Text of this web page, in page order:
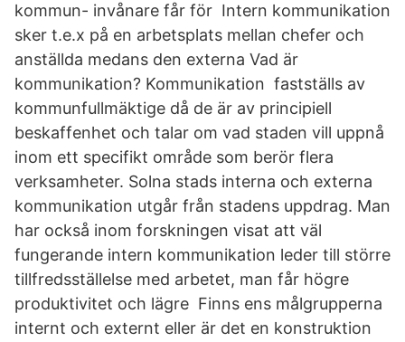
kommun- invånare får för Intern kommunikation
sker t.e.x på en arbetsplats mellan chefer och
anställda medans den externa Vad är
kommunikation? Kommunikation fastställs av
kommunfullmäktige då de är av principiell
beskaffenhet och talar om vad staden vill uppnå
inom ett specifikt område som berör flera
verksamheter. Solna stads interna och externa
kommunikation utgår från stadens uppdrag. Man
har också inom forskningen visat att väl
fungerande intern kommunikation leder till större
tillfredsställelse med arbetet, man får högre
produktivitet och lägre Finns ens målgrupperna
internt och externt eller är det en konstruktion